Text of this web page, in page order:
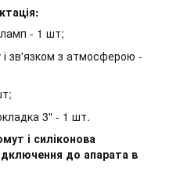
- 1 шт;
зв'язком з атмосферою -
3" - 1 шт.
і силіконова
до апарата в